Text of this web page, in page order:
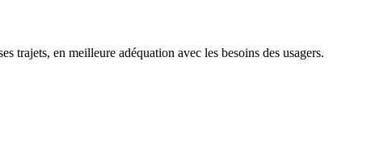
trajets, en meilleure adéquation avec les besoins des usagers.